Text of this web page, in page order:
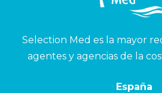
Selection Med es la mayor
agentes y agencias de la
España